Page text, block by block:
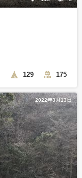
129 175
2022年3月13日